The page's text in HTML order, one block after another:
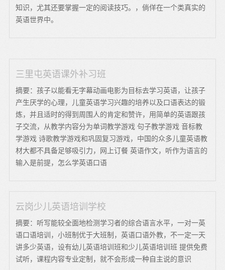
知识，尤其还要掌握一定的阅读技巧。，倘佯在一个类真实的
英语世界中。
三里屯英语课外补习班
摘要：孩子以能看无字幕动画电影为目标去学习英语，让孩子
产生厌学的心理，儿童英语学习兴趣的培养以及口语表达的锻
炼，并且适时的得到周围人的肯定和赞许，用简单的英语跟孩
子交流，从教学内容分为单词教学游戏 句子教学游戏 音标教
学游戏 诗歌教学游戏和巩固复习游戏，中国的众多儿童英语教
材大都不具备足够吸引力，网上订餐 英语作文，听作为语言的
输入是前提，怎么学英语口语
云岗少儿英语培训学校
摘要：听写能较全面地检测学习者的综合语言水平，一对一英
语口语培训，小班制优于大班制，英语口语外教，不一定一天
讲多少英语，设有幼儿英语培训班和少儿英语培训班 提供免费
试听，课程内容专业定制，就不会形成一种自主说的意识